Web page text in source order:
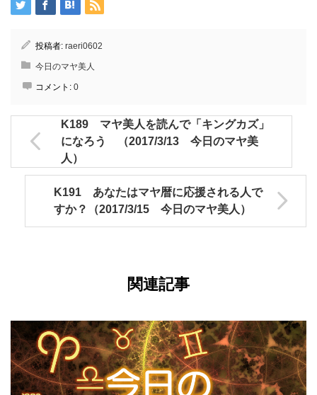
投稿者: raeri0602
今日のマヤ美人
コメント: 0
K189 マヤ美人を読んで「キングカズ」
になろう （2017/3/13 今日のマヤ美
人）
K191 あなたはマヤ暦に応援される人で
すか？（2017/3/15 今日のマヤ美人）
関連記事